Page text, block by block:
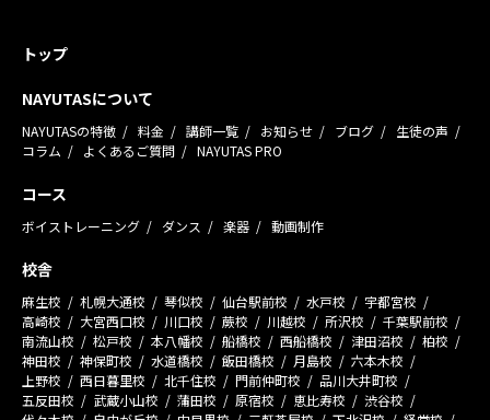
トップ
NAYUTASについて
NAYUTASの特徴 料金 講師一覧 お知らせ ブログ
生徒の声
コラム
よくあるご質問 NAYUTAS PRO
コース
ボイストレーニング ダンス 楽器 動画制作
校舎
麻生校 札幌大通校 琴似校 仙台駅前校 水戸校
宇都宮校
高崎校
大宮西口校 川口校 蕨校 川越校 所沢校
千葉駅前校
南流山校
松戸校 本八幡校 船橋校 西船橋校 津田沼校
柏校
神田校
神保町校 水道橋校 飯田橋校 月島校
六本木校
上野校
西日暮里校 北千住校 門前仲町校
品川大井町校
五反田校
武蔵小山校 蒲田校 原宿校 恵比寿校
渋谷校